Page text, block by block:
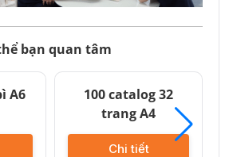
bạn quan tâm
A6
100 catalog 32
trang A4
Chi tiết